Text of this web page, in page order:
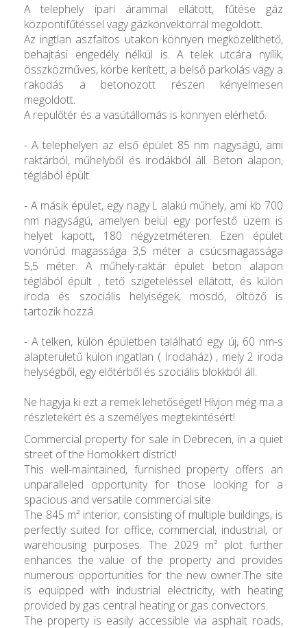
A telephely ipari árammal ellátott, fűtése gáz
központifűtéssel vagy gázkonvektorral megoldott.
Az ingtlan aszfaltos utakon könnyen megközelíthető,
behajtási engedély nélkül is. A telek utcára nyílik,
összközműves, körbe kerített, a belső parkolás vagy a
rakodás a betonozott részen kényelmesen
megoldott.
A repülőtér és a vasútállomás is könnyen elérhető.
- A telephelyen az első épület 85 nm nagyságú, ami
raktárból, műhelyből és irodákból áll. Beton alapon,
téglából épült.
- A másik épület, egy nagy L alakú műhely, ami kb 700
nm nagyságú, amelyen belül egy porfestő üzem is
helyet kapott, 180 négyzetméteren. Ezen épület
vonórúd magassága 3,5 méter a csúcsmagassága
5,5 méter. A műhely-raktár épület beton alapon
téglából épült , tető szigeteléssel ellátott, és külön
iroda és szociális helyiségek, mosdó, öltöző is
tartozik hozzá.
- A telken, külön épületben található egy új, 60 nm-s
alapterületű külön ingatlan ( Irodaház) , mely 2 iroda
helységből, egy előtérből és szociális blokkból áll.
Ne hagyja ki ezt a remek lehetőséget! Hívjon még ma a
részletekért és a személyes megtekintésért!
Commercial property for sale in Debrecen, in a quiet
street of the Homokkert district!
This well-maintained, furnished property offers an
unparalleled opportunity for those looking for a
spacious and versatile commercial site.
The 845 m² interior, consisting of multiple buildings, is
perfectly suited for office, commercial, industrial, or
warehousing purposes. The 2029 m² plot further
enhances the value of the property and provides
numerous opportunities for the new owner.The site
is equipped with industrial electricity, with heating
provided by gas central heating or gas convectors.
The property is easily accessible via asphalt roads,